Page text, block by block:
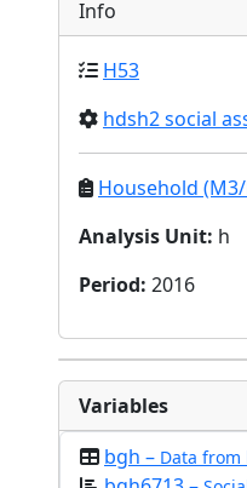
Info
H53
hdsh2 social
Household
Analysis Unit: h
Period: 2016
Variables
bgh – Data